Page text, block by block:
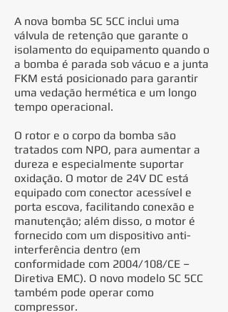
A nova bomba SC 5CC inclui uma
válvula de retenção que garante o
isolamento do equipamento quando o
a bomba é parada sob vácuo e a junta
FKM está posicionado para garantir
uma vedação hermética e um longo
tempo operacional.
O rotor e o corpo da bomba são
tratados com NPO, para aumentar a
dureza e especialmente suportar
oxidação. O motor de 24V DC está
equipado com conector acessível e
porta escova, facilitando conexão e
manutenção; além disso, o motor é
fornecido com um dispositivo anti-
interferência dentro (em
conformidade com 2004/108/CE –
Diretiva EMC). O novo modelo SC 5CC
também pode operar como
compressor.